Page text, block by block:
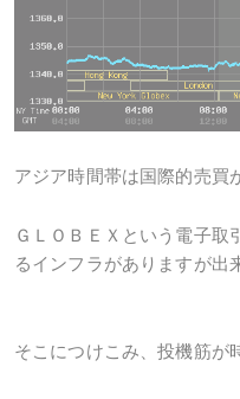
アジア時間帯は国際的売買
ＧＬＯＢＥＸという電子取
るインフラがありますが出
そこにつけこみ、投機筋が